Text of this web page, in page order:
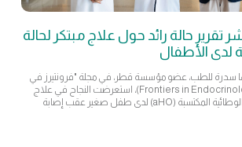
حالة رائد حول علاج مبتكر لحالة
لدى الأطفال
سدرة للطب، عضو مؤسسة قطر، في مجلة "فرونتيرز في
علم الغدد الصماء" (Frontiers in Endocrinology)، استعرضت النجاح في علاج
حالة شديدة من السمنة الوطائية المكتسبة (aHO) لدى طفل صغير عقب إصابة